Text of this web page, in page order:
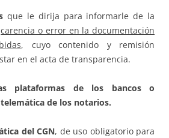
que le dirija para informarle de la
carencia o error en la documentación
, cuyo contenido y remisión
en el acta de transparencia.
plataformas de los bancos o
de los notarios.
del CGN, de uso obligatorio para